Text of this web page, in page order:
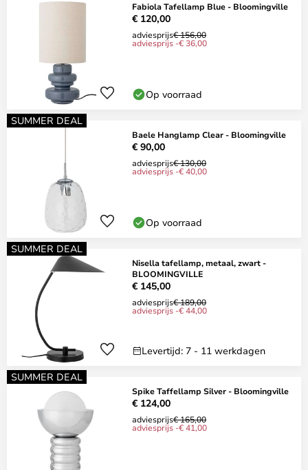
Fabiola Tafellamp Blue - Bloomingville
€ 120,00
adviesprijs€ 156,00
adviesprijs -€ 36,00
Op voorraad
SUMMER DEAL
Baele Hanglamp Clear - Bloomingville
€ 90,00
adviesprijs€ 130,00
adviesprijs -€ 40,00
Op voorraad
SUMMER DEAL
Nisella tafellamp, metaal, zwart -
BLOOMINGVILLE
€ 145,00
adviesprijs€ 189,00
adviesprijs -€ 44,00
Levertijd: 7 - 11 werkdagen
SUMMER DEAL
Spike Taffellamp Silver - Bloomingville
€ 124,00
adviesprijs€ 165,00
adviesprijs -€ 41,00